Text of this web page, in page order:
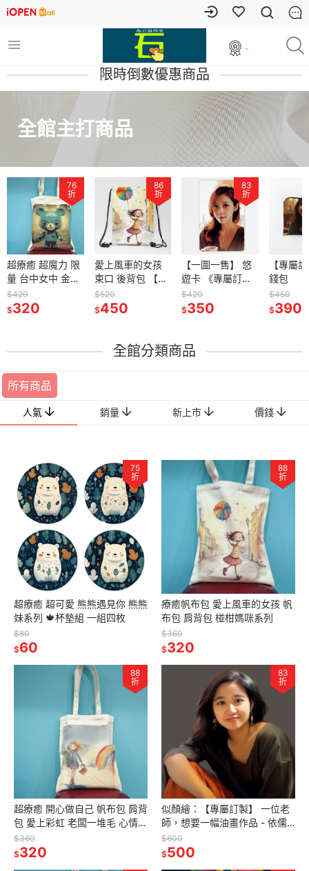
-
限時倒數優惠商品
全館主打商品
76
折
超療癒 超魔力 限
量 台中女中 金榜
題名 三連中 女中
熊 帆布包 肩背包
$420
$320
86
折
愛上風車的女孩
束口 後背包 【椪
柑媽咪系列】
$520
$450
83
折
【一圖一售】 悠
遊卡 《專屬訂
製》
$420
$350
【專屬
錢包
$450
$390
全館分類商品
所有商品
人氣 銷量 新上市 價錢
75
折
超療癒 超可愛 熊熊遇見你 熊熊
妹系列 🍁杯墊組 一組四枚
$80
$60
88
折
療癒帆布包 愛上風車的女孩 帆
布包 肩背包 椪柑媽咪系列
$360
$320
88
折
超療癒 開心做自己 帆布包 肩背
包 愛上彩虹 老闆一堆毛 心情不
太美
$360
$320
83
折
似顏繪：【專屬訂製】 一位老
師，想要一幅油畫作品 - 依儒
老師
$600
$500